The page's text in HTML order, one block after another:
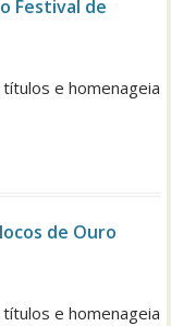
Festival de
e homenageia
de Ouro
e homenageia